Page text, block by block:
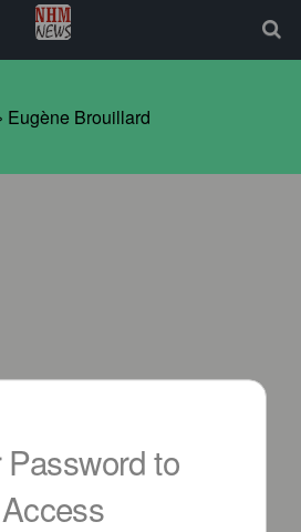
Eugène Brouillard
Password to
Access